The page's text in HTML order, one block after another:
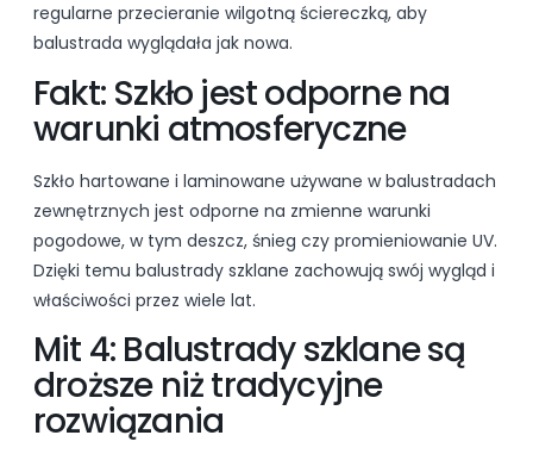
regularne przecieranie wilgotną ściereczką, aby
balustrada wyglądała jak nowa.
Fakt: Szkło jest odporne na
warunki atmosferyczne
Szkło hartowane i laminowane używane w balustradach
zewnętrznych jest odporne na zmienne warunki
pogodowe, w tym deszcz, śnieg czy promieniowanie UV.
Dzięki temu balustrady szklane zachowują swój wygląd i
właściwości przez wiele lat.
Mit 4: Balustrady szklane są
droższe niż tradycyjne
rozwiązania